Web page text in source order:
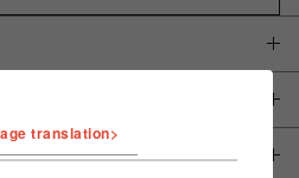
translation>